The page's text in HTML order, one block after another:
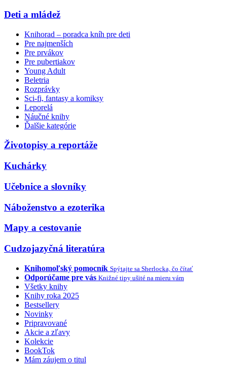
Deti a mládež
Knihorad – poradca kníh pre deti
Pre najmenších
Pre prvákov
Pre pubertiakov
Young Adult
Beletria
Rozprávky
Sci-fi, fantasy a komiksy
Leporelá
Náučné knihy
Ďalšie kategórie
Životopisy a reportáže
Kuchárky
Učebnice a slovníky
Náboženstvo a ezoterika
Mapy a cestovanie
Cudzojazyčná literatúra
Knihomoľský pomocník Spýtajte sa Sherlocka, čo čítať
Odporúčame pre vás Knižné tipy ušité na mieru vám
Všetky knihy
Knihy roka 2025
Bestsellery
Novinky
Pripravované
Akcie a zľavy
Kolekcie
BookTok
Mám záujem o titul